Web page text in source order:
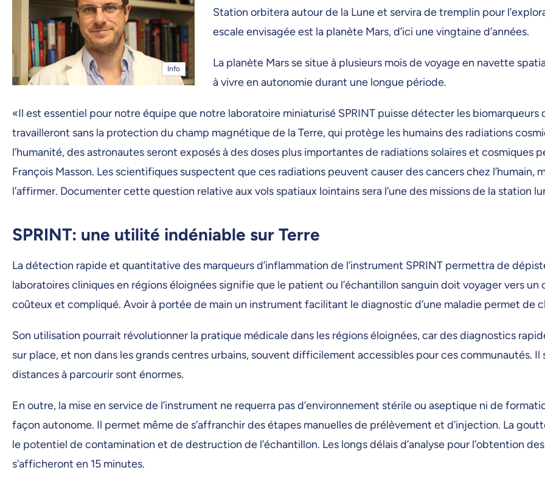
Info
Station orbitera autour de la Lune et servira de tremplin pour
escale envisagée est la planète Mars, d’ici une vingtaine d’années.
La planète Mars se situe à plusieurs mois de voyage en navette
à vivre en autonomie durant une longue période.
«Il est essentiel pour notre équipe que notre laboratoire miniaturisé SPRINT puisse détecter les
travailleront sans la protection du champ magnétique de la Terre, qui protège les humains des radiations
l’humanité, des astronautes seront exposés à des doses plus importantes de radiations solaires et
François Masson. Les scientifiques suspectent que ces radiations peuvent causer des cancers chez l’humain,
l’affirmer. Documenter cette question relative aux vols spatiaux lointains sera l’une des missions de la station
SPRINT: une utilité indéniable sur Terre
La détection rapide et quantitative des marqueurs d’inflammation de l’instrument SPRINT permettra de
laboratoires cliniques en régions éloignées signifie que le patient ou l’échantillon sanguin doit voyager vers
coûteux et compliqué. Avoir à portée de main un instrument facilitant le diagnostic d’une maladie permet de
Son utilisation pourrait révolutionner la pratique médicale dans les régions éloignées, car des diagnostics
sur place, et non dans les grands centres urbains, souvent difficilement accessibles pour ces communautés.
distances à parcourir sont énormes.
En outre, la mise en service de l’instrument ne requerra pas d’environnement stérile ou aseptique ni de
façon autonome. Il permet même de s’affranchir des étapes manuelles de prélèvement et d’injection. La
le potentiel de contamination et de destruction de l’échantillon. Les longs délais d’analyse pour l’obtention
s’afficheront en 15 minutes.